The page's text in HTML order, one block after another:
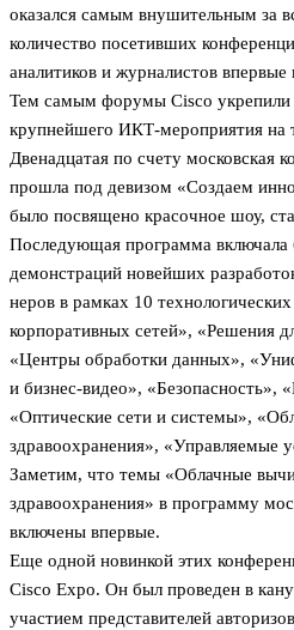
оказался самым внушительным за
количество посетивших
аналитиков и журналистов
Тем самым форумы Cisco
крупнейшего ИКТ-мероприятия на
Двенадцатая по счету московская
прошла под девизом «Создаем
было посвящено красочное шоу,
Последующая программа включала
демонстраций новейших
неров в рамках 10
корпоративных сетей», «Решения
«Центры обработки данных»,
и бизнес-видео», «Безопасность»,
«Оптические сети и системы»,
здравоохранения», «Управляемые
Заметим, что темы «Облачные
здравоохранения» в программу
включены впервые.
Еще одной новинкой этих
Cisco Expo. Он был проведен в
участием представителей